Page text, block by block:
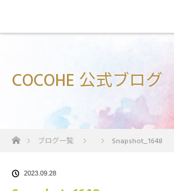
COCOHE 公式ブログ
ホームブログ一覧 Snapshot_1648
2023.09.28